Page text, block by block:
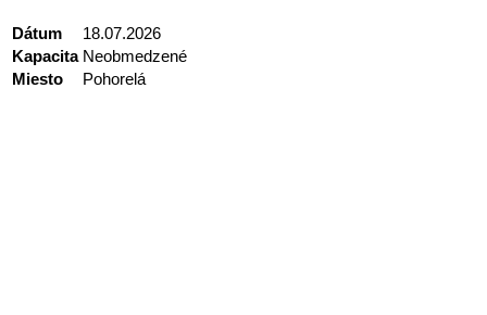
Dátum
18.07.2026
Kapacita Neobmedzené
Miesto
Pohorelá